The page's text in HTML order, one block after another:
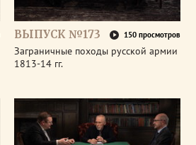
ВЫПУСК №173 150 просмотров
Заграничные походы русской армии
1813-14 гг.